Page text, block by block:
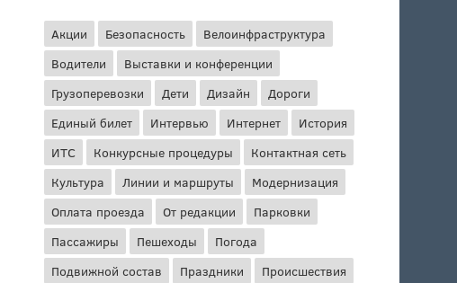
Акции Безопасность
Велоинфраструктура
Водители
Выставки и конференции
Грузоперевозки
Дети Дизайн
Дороги
Единый билет
Интервью Интернет
История
ИТС
Конкурсные процедуры
Контактная сеть
Культура
Линии и маршруты
Модернизация
Оплата проезда
От редакции
Парковки
Пассажиры
Пешеходы
Погода
Подвижной состав
Праздники Происшествия